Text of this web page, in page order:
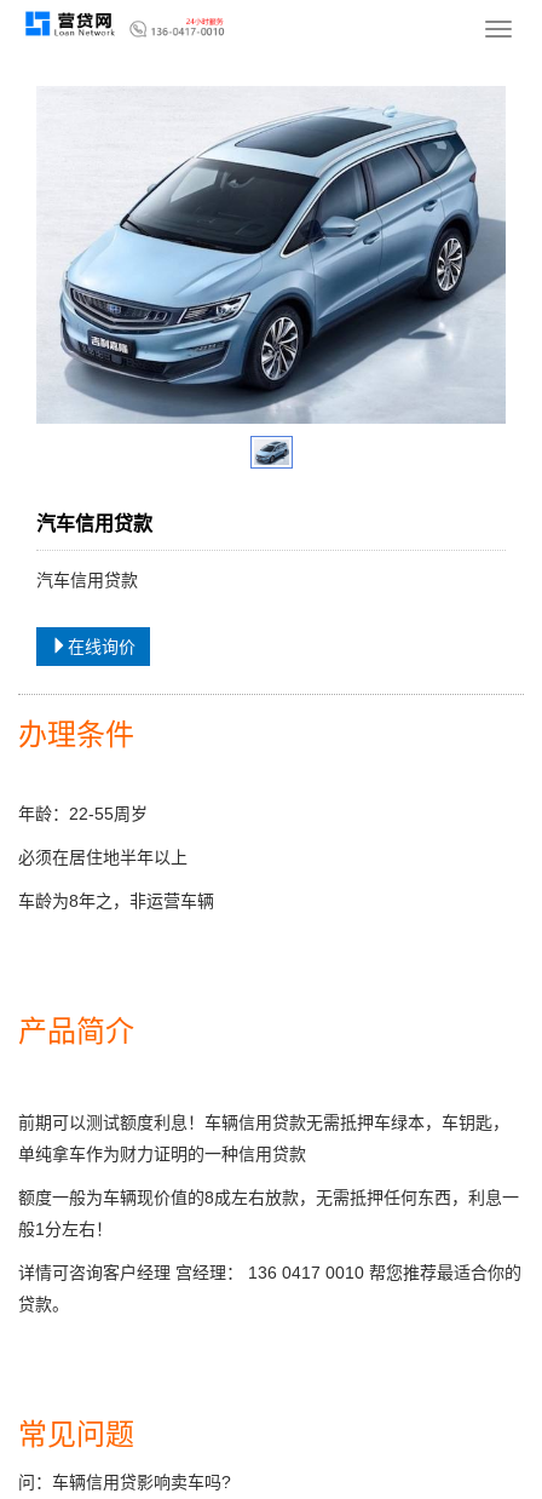
导
您的位置： 网站首页>产品中心 车辆信用贷款
汽车信用贷款
汽车信用贷款
在线询价
办理条件
年龄：22-55周岁
必须在居住地半年以上
车龄为8年之，非运营车辆
产品简介
前期可以测试额度利息！车辆信用贷款无需抵押车绿本，车钥匙，
单纯拿车作为财力证明的一种信用贷款
额度一般为车辆现价值的8成左右放款，无需抵押任何东西，利息一
般1分左右！
详情可咨询客户经理 宫经理： 136 0417 0010 帮您推荐最适合你的
贷款。
常见问题
问：车辆信用贷影响卖车吗?